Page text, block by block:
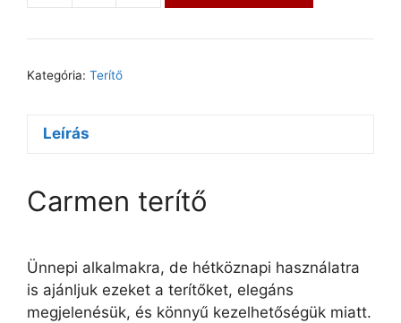
Kategória: Terítő
Leírás
Carmen terítő
Ünnepi alkalmakra, de hétköznapi használatra
is ajánljuk ezeket a terítőket, elegáns
megjelenésük, és könnyű kezelhetőségük miatt.